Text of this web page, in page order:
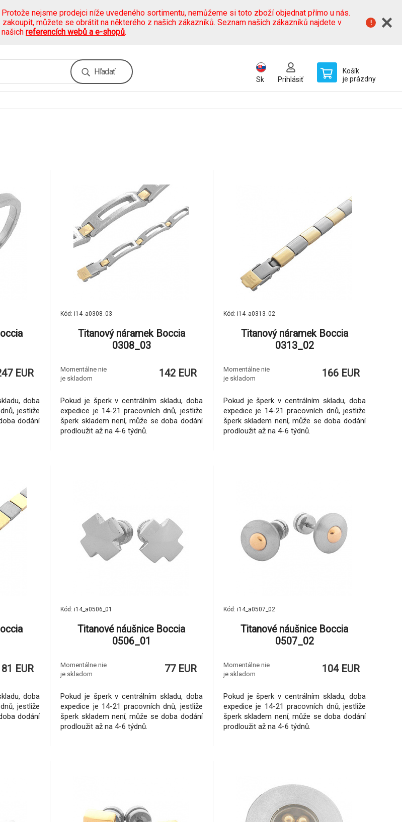
Protože nejsme prodejci níže uvedeného sortimentu, nemůžeme si toto zboží objednat přímo u nás.
můžete se obrátit na některého z našich zákazníků. Seznam našich zákazníků najdete v
našich referencích webů a e-shopů.
Hľadať
Sk Prihlásiť
Košík
je prázdny
EUR
doba
jestliže
dodání
Kód: i14_a0308_03
Titanový náramek Boccia
0308_03
Momentálne nie
je skladom
142 EUR
Pokud je šperk v centrálním skladu, doba
expedice je 14-21 pracovních dnů, jestliže
šperk skladem není, může se doba dodání
prodloužit až na 4-6 týdnů.
Kód: i14_a0313_02
Titanový náramek Boccia
0313_02
Momentálne nie
je skladom
166 EUR
Pokud je šperk v centrálním skladu, doba
expedice je 14-21 pracovních dnů, jestliže
šperk skladem není, může se doba dodání
prodloužit až na 4-6 týdnů.
EUR
doba
jestliže
dodání
Kód: i14_a0506_01
Titanové náušnice Boccia
0506_01
Momentálne nie
je skladom
77 EUR
Pokud je šperk v centrálním skladu, doba
expedice je 14-21 pracovních dnů, jestliže
šperk skladem není, může se doba dodání
prodloužit až na 4-6 týdnů.
Kód: i14_a0507_02
Titanové náušnice Boccia
0507_02
Momentálne nie
je skladom
104 EUR
Pokud je šperk v centrálním skladu, doba
expedice je 14-21 pracovních dnů, jestliže
šperk skladem není, může se doba dodání
prodloužit až na 4-6 týdnů.